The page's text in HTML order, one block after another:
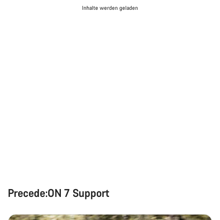
Inhalte werden geladen
Precede:ON 7 Support